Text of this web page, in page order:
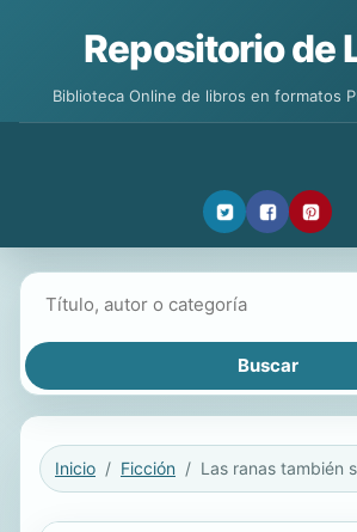
Repositorio de
Biblioteca Online de libros en formatos
Inicio Ficción Las ranas también